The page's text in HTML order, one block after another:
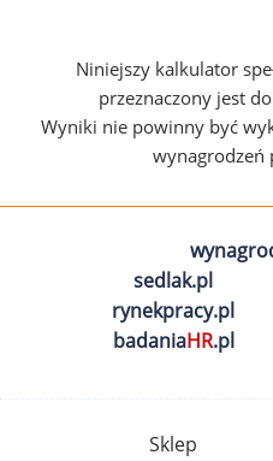
Niniejszy kalkulator
przeznaczony jest
Wyniki nie powinny być
wynagrodzeń
sedlak.pl
rynekpracy.pl
badaniaHR.pl
Sklep